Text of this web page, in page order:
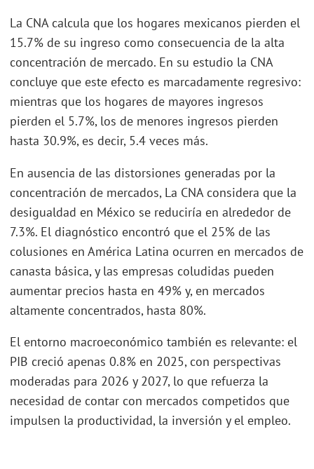
La CNA calcula que los hogares mexicanos pierden el
15.7% de su ingreso como consecuencia de la alta
concentración de mercado. En su estudio la CNA
concluye que este efecto es marcadamente regresivo:
mientras que los hogares de mayores ingresos
pierden el 5.7%, los de menores ingresos pierden
hasta 30.9%, es decir, 5.4 veces más.
En ausencia de las distorsiones generadas por la
concentración de mercados, La CNA considera que la
desigualdad en México se reduciría en alrededor de
7.3%. El diagnóstico encontró que el 25% de las
colusiones en América Latina ocurren en mercados de
canasta básica, y las empresas coludidas pueden
aumentar precios hasta en 49% y, en mercados
altamente concentrados, hasta 80%.
El entorno macroeconómico también es relevante: el
PIB creció apenas 0.8% en 2025, con perspectivas
moderadas para 2026 y 2027, lo que refuerza la
necesidad de contar con mercados competidos que
impulsen la productividad, la inversión y el empleo.